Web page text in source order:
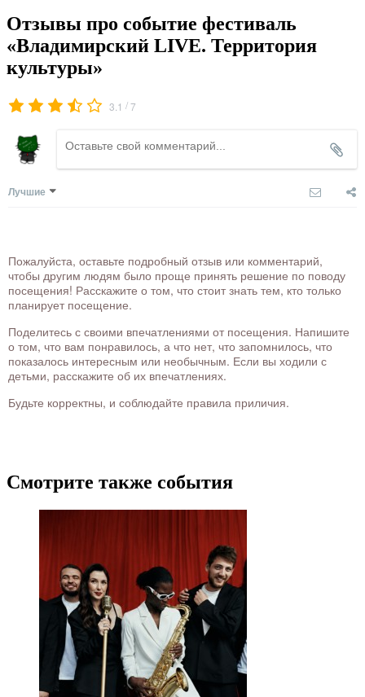
Отзывы про событие фестиваль
«Владимирский LIVE. Территория
культуры»
3.1 /7
Лучшие
Пожалуйста, оставьте подробный отзыв или комментарий,
чтобы другим людям было проще принять решение по поводу
посещения! Расскажите о том, что стоит знать тем, кто только
планирует посещение.
Поделитесь с своими впечатлениями от посещения. Напишите
о том, что вам понравилось, а что нет, что запомнилось, что
показалось интересным или необычным. Если вы ходили с
детьми, расскажите об их впечатлениях.
Будьте корректны, и соблюдайте правила приличия.
Смотрите также события